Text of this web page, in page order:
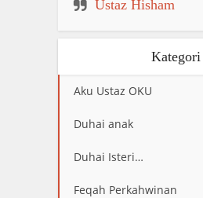
Ustaz Hisham
Kategori
Aku Ustaz OKU
Duhai anak
Duhai Isteri…
Feqah Perkahwinan